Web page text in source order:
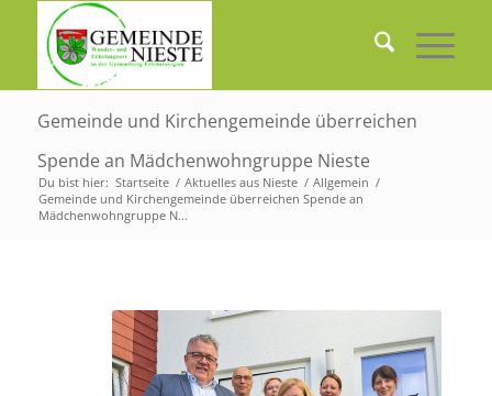
Gemeinde und Kirchengemeinde überreichen
Spende an Mädchenwohngruppe Nieste
Du bist hier: Startseite / Aktuelles aus Nieste / Allgemein /
Gemeinde und Kirchengemeinde überreichen Spende an
Mädchenwohngruppe N...